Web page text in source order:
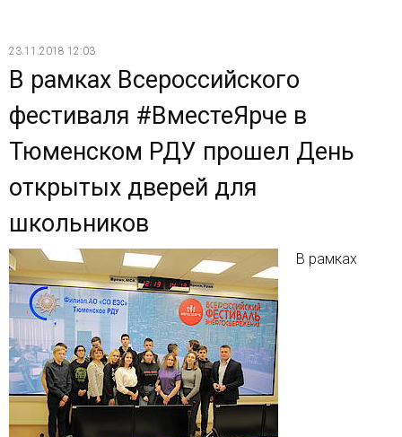
23.11.2018 12:03
В рамках Всероссийского
фестиваля #ВместеЯрче в
Тюменском РДУ прошел День
открытых дверей для
школьников
В рамках